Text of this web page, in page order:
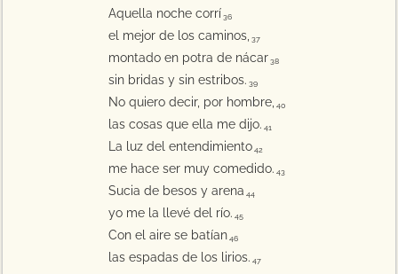
Aquella noche corrí 36
el mejor de los caminos, 37
montado en potra de nácar 38
sin bridas y sin estribos. 39
No quiero decir, por hombre, 40
las cosas que ella me dijo. 41
La luz del entendimiento 42
me hace ser muy comedido. 43
Sucia de besos y arena 44
yo me la llevé del río. 45
Con el aire se batían 46
las espadas de los lirios. 47